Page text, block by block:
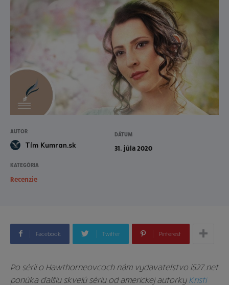
AUTOR
Tím Kumran.sk
DÁTUM
31. júla 2020
KATEGÓRIA
Recenzie
Facebook Twitter Pinterest
Po sérii o Hawthorneovcoch nám vydavateľstvo i527.net
ponúka ďalšiu skvelú sériu od americkej autorky Kristi